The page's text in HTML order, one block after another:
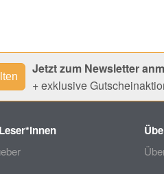
Jetzt zum Newsletter
+ exklusive